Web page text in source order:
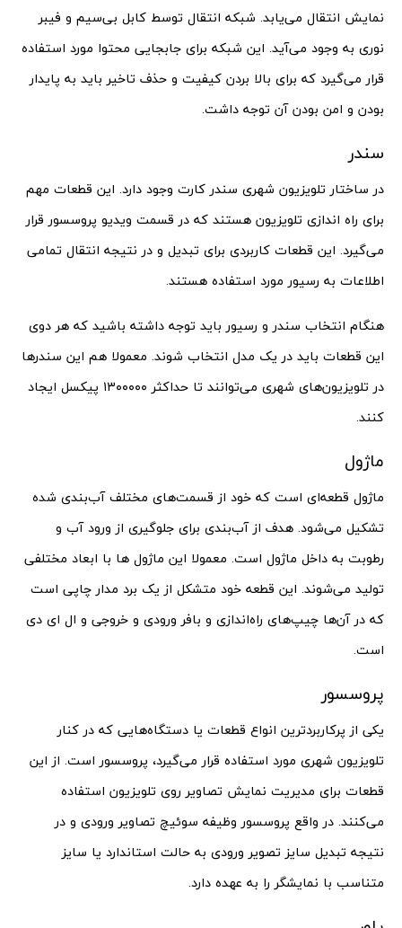
نمایش انتقال می‌یابد. شبکه انتقال توسط کابل بی‌سیم و فیبر
نوری به وجود می‌آید. این شبکه برای جابجایی محتوا مورد استفاده
قرار می‌گیرد که برای بالا بردن کیفیت و حذف تاخیر باید به پایدار
بودن و امن بودن آن توجه داشت.
سندر
در ساختار تلویزیون شهری سندر کارت وجود دارد. این قطعات مهم
برای راه اندازی تلویزیون هستند که در قسمت ویدیو پروسسور قرار
می‌گیرد. این قطعات کاربردی برای تبدیل و در نتیجه انتقال تمامی
اطلاعات به رسیور مورد استفاده هستند.
هنگام انتخاب سندر و رسیور باید توجه داشته باشید که هر دوی
این قطعات باید در یک مدل انتخاب شوند. معمولا هم این سندرها
در تلویزیون‌های شهری می‌توانند تا حداکثر ۱۳۰۰۰۰۰ پیکسل ایجاد
کنند.
ماژول
ماژول قطعه‌ای است که خود از قسمت‌های مختلف آب‌بندی شده
تشکیل می‌شود. هدف از آب‌بندی برای جلوگیری از ورود آب و
رطوبت به داخل ماژول است. معمولا این ماژول ها با ابعاد مختلفی
تولید می‌شوند. این قطعه خود متشکل از یک برد مدار چاپی است
که در آن‌ها چیپ‌های راه‌اندازی و بافر ورودی و خروجی و ال ای دی
است.
پروسسور
یکی از پرکاربردترین انواع قطعات یا دستگاه‌هایی که در کنار
تلویزیون شهری مورد استفاده قرار می‌گیرد، پروسسور است. از این
قطعات برای مدیریت نمایش تصاویر روی تلویزیون استفاده
می‌کنند. در واقع پروسسور وظیفه سوئیچ تصاویر ورودی و در
نتیجه تبدیل سایز تصویر ورودی به حالت استاندارد یا سایز
متناسب با نمایشگر را به عهده دارد.